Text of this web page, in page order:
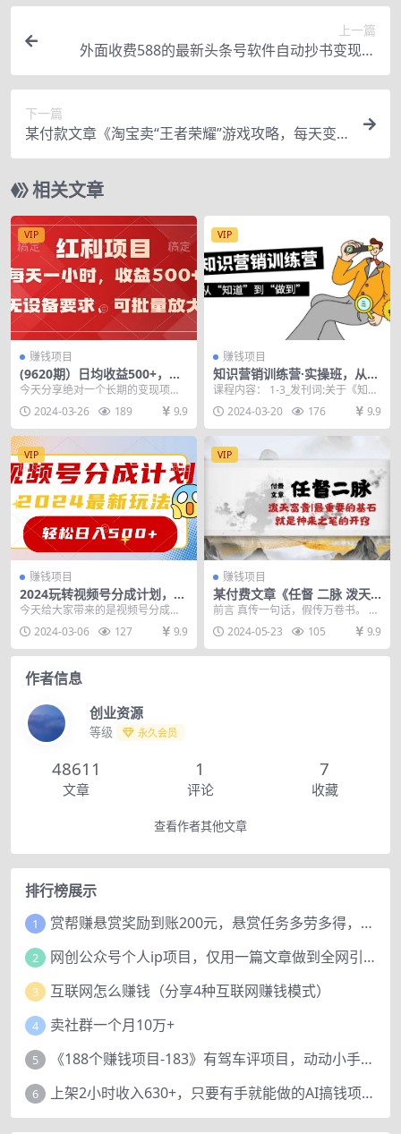
上一篇
外面收费588的最新头条号软件自动抄书变现玩
法，单号一天100+（软件+教程）
下一篇
某付款文章《淘宝卖“王者荣耀”游戏攻略，每天变
现500+，选品思路+玩法》
相关文章
VIP
赚钱项目
(9620期）日均收益500+，全
天24小时可操作，可批量放
大，稳定！
今天分享绝对一个长期的变现项
目，可以说只要平台在，这个项目
永远都不会过时 当天可...
2024-03-26 189 9.9
VIP
赚钱项目
知识营销训练营·实操班，从
“知道”到“做到”（36节课）
课程内容： 1-3_发刊词:关于《知识
营销实战班》，我要向你老实交代
三件事 |1...
2024-03-20 176 9.9
VIP
赚钱项目
2024玩转视频号分成计划，一
键生成原创视频，收益翻倍的
今天给大家带来的是视频号分成计
划2024年最新的高收益玩法，这个
赛道目前做的人极...
2024-03-06 127 9.9
VIP
赚钱项目
某付费文章《任督 二脉 泼天
富贵|最重要的基石 就是神来
前言 真传一句话，假传万卷书。 最
本质的核心，也许就是几个字。
但，有几人入心？...
2024-05-23 105 9.9
作者信息
创业资源
等级 永久会员
48611
文章
1
评论
7
收藏
查看作者其他文章
排行榜展示
1 赏帮赚悬赏奖励到账200元，悬赏任务多劳多得，人人可做。
2 网创公众号个人ip项目，仅用一篇文章做到全网引流！
3 互联网怎么赚钱（分享4种互联网赚钱模式）
4 卖社群一个月10万+
5 《188个赚钱项目-183》有驾车评项目，动动小手，复制粘贴赚44元！
6 上架2小时收入630+，只要有手就能做的AI搞钱项目，奶奶看完都能学会!